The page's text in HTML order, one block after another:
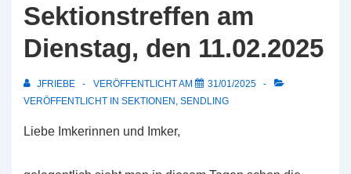
Sektionstreffen am
Dienstag, den 11.02.2025
JFRIEBE VERÖFFENTLICHT AM
31/01/2025
VERÖFFENTLICHT IN SEKTIONEN , SENDLING
Liebe Imkerinnen und Imker,